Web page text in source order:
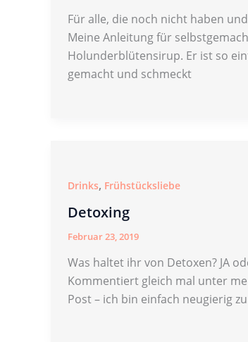
Für alle, die noch nicht haben
Meine Anleitung für
Holunderblütensirup. Er ist so
gemacht und schmeckt
Drinks, Frühstücksliebe
Detoxing
Februar 23, 2019
Was haltet ihr von Detoxen? JA
Kommentiert gleich mal unter
Post – ich bin einfach neugierig zu